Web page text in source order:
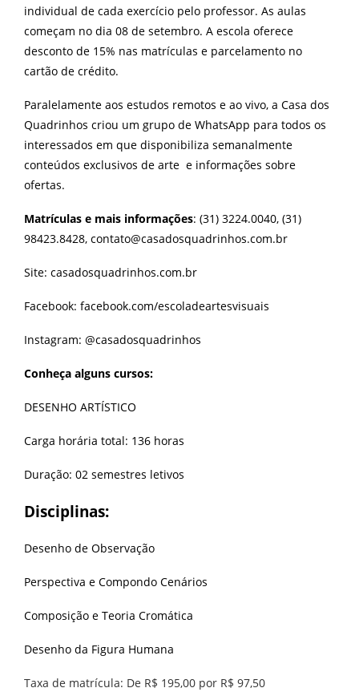
individual de cada exercício pelo professor. As aulas
começam no dia 08 de setembro. A escola oferece
desconto de 15% nas matrículas e parcelamento no
cartão de crédito.
Paralelamente aos estudos remotos e ao vivo, a Casa dos
Quadrinhos criou um grupo de WhatsApp para todos os
interessados em que disponibiliza semanalmente
conteúdos exclusivos de arte e informações sobre
ofertas.
Matrículas e mais informações: (31) 3224.0040, (31)
98423.8428, contato@casadosquadrinhos.com.br
Site: casadosquadrinhos.com.br
Facebook: facebook.com/escoladeartesvisuais
Instagram: @casadosquadrinhos
Conheça alguns cursos:
DESENHO ARTÍSTICO
Carga horária total: 136 horas
Duração: 02 semestres letivos
Disciplinas:
Desenho de Observação
Perspectiva e Compondo Cenários
Composição e Teoria Cromática
Desenho da Figura Humana
Taxa de matrícula: De R$ 195,00 por R$ 97,50